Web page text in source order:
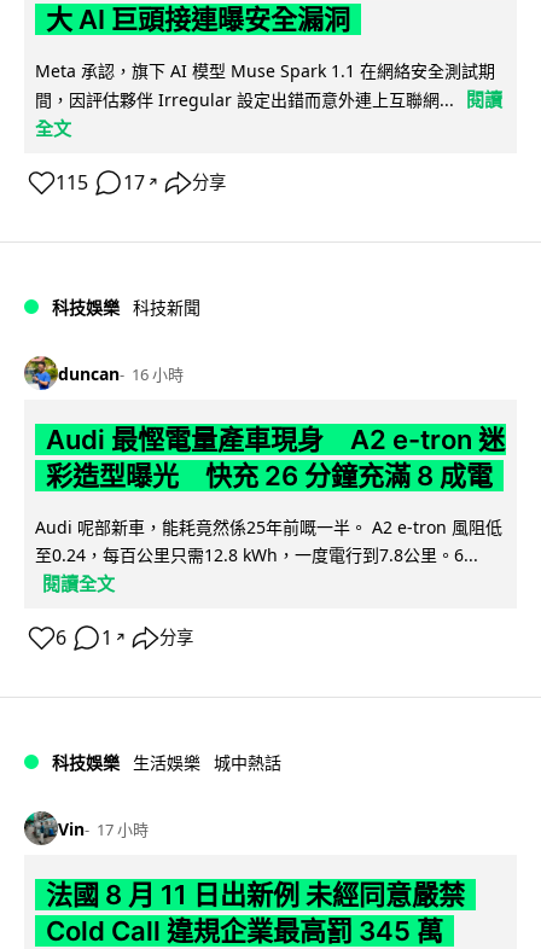
大 AI 巨頭接連曝安全漏洞
Meta 承認，旗下 AI 模型 Muse Spark 1.1 在網絡安全測試期
間，因評估夥伴 Irregular 設定出錯而意外連上互聯網...
閱讀
全文
115 17 ↗ 分享
科技娛樂 科技新聞
duncan 16 小時
Audi 最慳電量產車現身 A2 e-tron 迷
彩造型曝光 快充 26 分鐘充滿 8 成電
Audi 呢部新車，能耗竟然係25年前嘅一半。 A2 e-tron 風阻低
至0.24，每百公里只需12.8 kWh，一度電行到7.8公里。6...
閱讀全文
6 1 ↗ 分享
科技娛樂 生活娛樂 城中熱話
Vin 17 小時
法國 8 月 11 日出新例 未經同意嚴禁
Cold Call 違規企業最高罰 345 萬